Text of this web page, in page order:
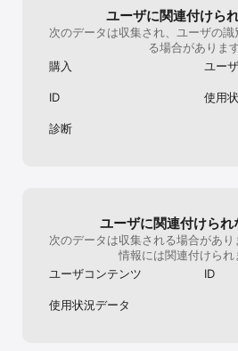
ユーザに関連付けら
次のデータは収集され、ユーザの
る場合があります
購入
ユー
ID 使用
診断
ユーザに関連付けられ
次のデータは収集される場合があ
情報には関連付けられ
ユーザコンテンツ
ID
使用状況データ